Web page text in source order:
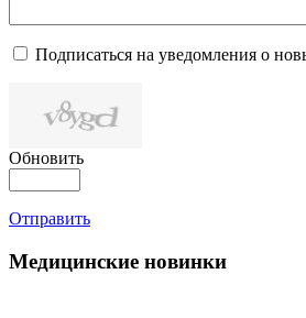
Подписаться на уведомления о
Обновить
Отправить
Медицинские новинки